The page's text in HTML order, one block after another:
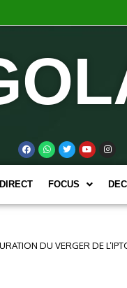
FOCUS
DU VERGER DE